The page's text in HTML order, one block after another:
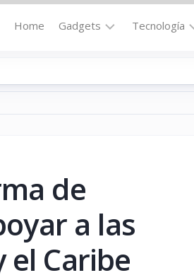
Home Gadgets
Hogar
Portátil
Móviles
Tecnología
de
a las
Caribe